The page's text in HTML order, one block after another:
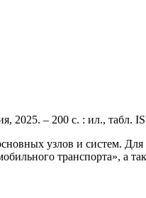
2025. – 200 с. : ил., табл.
узлов и систем. Для
транспорта», а